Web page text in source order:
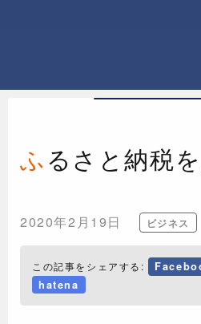
ふるさと納税
2020年2月19日 ビジネス
この記事をシェアする:
hatena